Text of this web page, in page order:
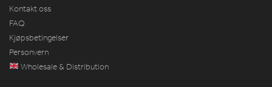
Kontakt oss
FAQ
Kjøpsbetingelser
Personvern
Wholesale & Distribution